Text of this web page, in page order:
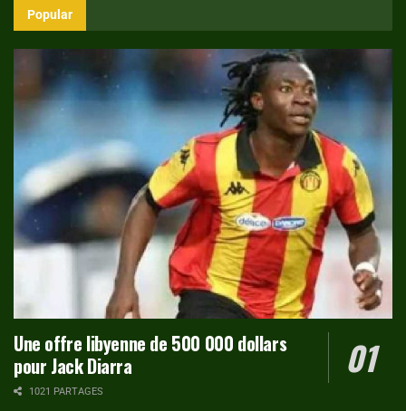
Popular
Une offre libyenne de 500 000 dollars
pour Jack Diarra
1021 PARTAGES